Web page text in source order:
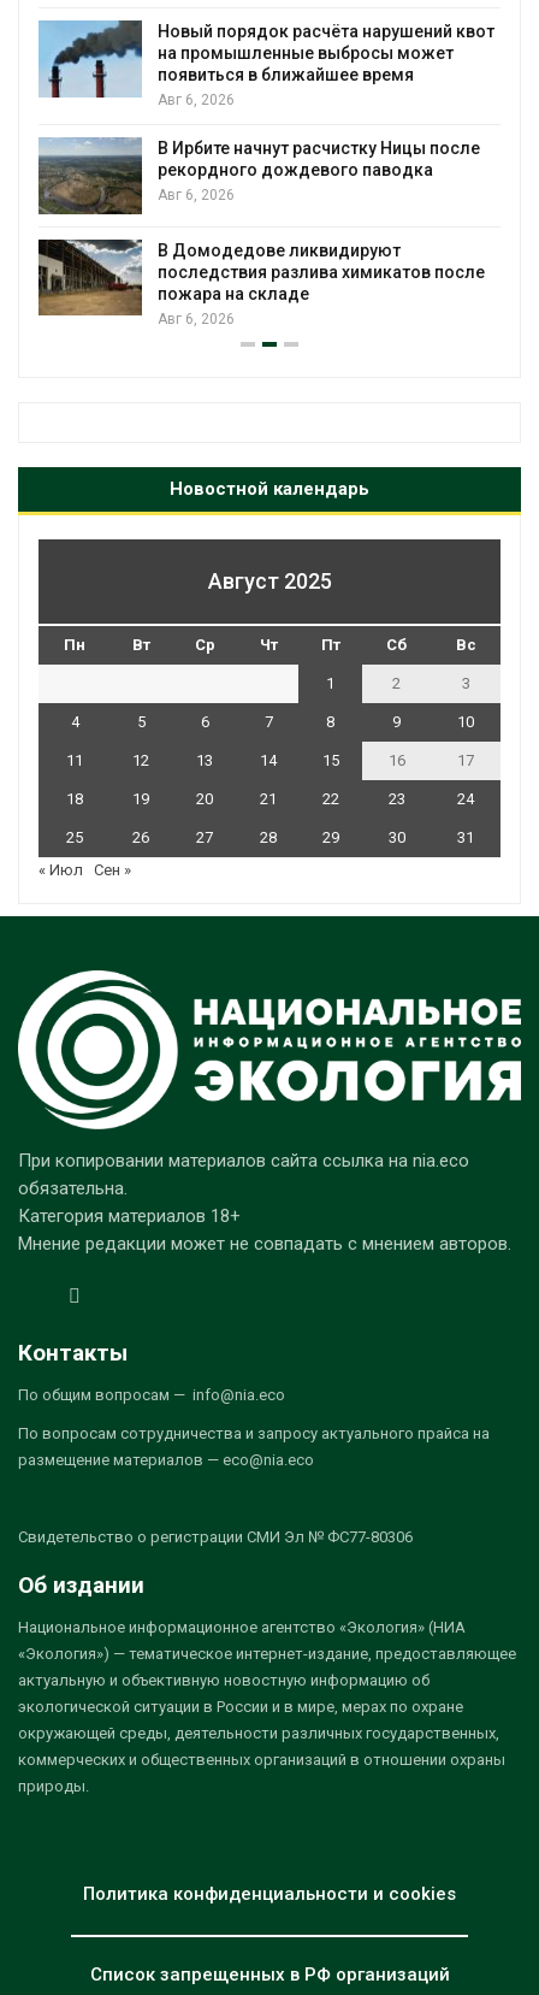
проверяют по статье о терроризме
Авг 5, 2026
для охраны израильской тюрьмы
Авг 5, 2026
климата»: исследование показало
пределы экологических расчётов
Авг 5, 2026
Новостной календарь
Август 2025
Пн Вт Ср Чт Пт Сб Вс
1 2 3
4 5 6 7 8 9 10
11 12 13 14 15 16 17
18 19 20 21 22 23 24
25 26 27 28 29 30
31
« Июл
Сен »
При копировании материалов сайта ссылка на nia.eco
обязательна.
Категория материалов 18+
Мнение редакции может не совпадать с мнением авторов.
Контакты
По общим вопросам — info@nia.eco
По вопросам сотрудничества и запросу актуального прайса на
размещение материалов — eco@nia.eco
Свидетельство о регистрации СМИ Эл № ФС77-80306
Об издании
Национальное информационное агентство «Экология» (НИА
«Экология») — тематическое интернет-издание, предоставляющее
актуальную и объективную новостную информацию об
экологической ситуации в России и в мире, мерах по охране
окружающей среды, деятельности различных государственных,
коммерческих и общественных организаций в отношении охраны
природы.
Политика конфиденциальности и cookies
Список запрещенных в РФ организаций